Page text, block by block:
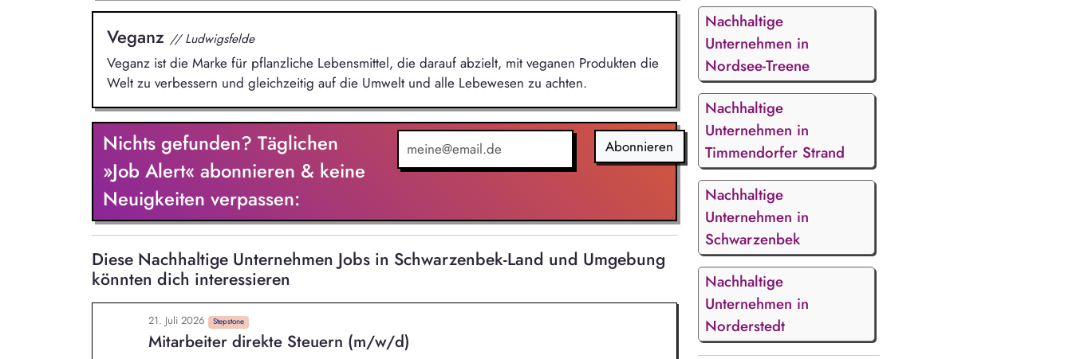
Veganz // Ludwigsfelde
Veganz ist die Marke für pflanzliche Lebensmittel, die darauf abzielt, mit veganen Produkten die
Welt zu verbessern und gleichzeitig auf die Umwelt und alle Lebewesen zu achten.
Nichts gefunden? Täglichen
»Job Alert« abonnieren & keine
Neuigkeiten verpassen:
Abonnieren
Diese Nachhaltige Unternehmen Jobs in Schwarzenbek-Land und Umgebung
könnten dich interessieren
21. Juli 2026 Stepstone
Mitarbeiter direkte Steuern (m/w/d)
Nachhaltige
Unternehmen in
Nordsee-Treene
Nachhaltige
Unternehmen in
Timmendorfer Strand
Nachhaltige
Unternehmen in
Schwarzenbek
Nachhaltige
Unternehmen in
Norderstedt